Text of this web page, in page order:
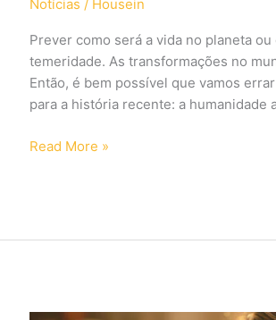
Notícias / Housein
Prever como será a vida no planeta
temeridade. As transformações no
Então, é bem possível que vamos
para a história recente: a
Read More »